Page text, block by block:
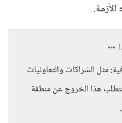
مثل الشراكات والتعاونيات
هذا الخروج عن منطقة